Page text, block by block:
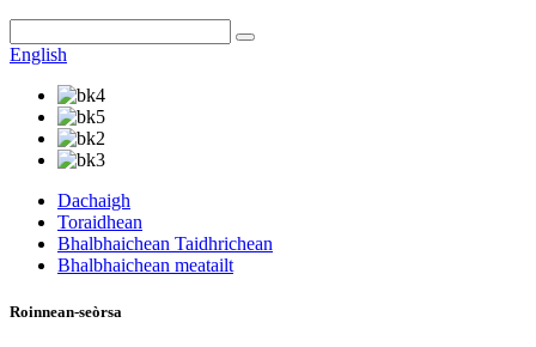
English
Dachaigh
Toraidhean
Bhalbhaichean Taidhrichean
Bhalbhaichean meatailt
Roinnean-seòrsa